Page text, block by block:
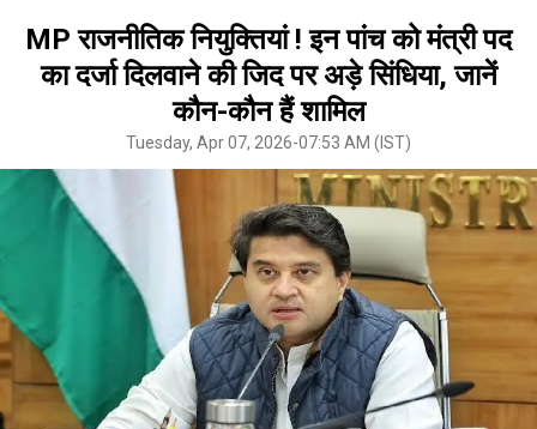
MP राजनीतिक नियुक्तियां ! इन पांच को मंत्री पद
का दर्जा दिलवाने की जिद पर अड़े सिंधिया, जानें
कौन-कौन हैं शामिल
Tuesday, Apr 07, 2026-07:53 AM (IST)